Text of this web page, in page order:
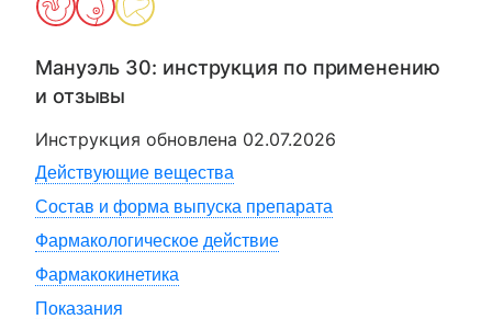
Мануэль 30: инструкция по применению
и отзывы
Инструкция обновлена 02.07.2026
Действующие вещества
Состав и форма выпуска препарата
Фармакологическое действие
Фармакокинетика
Показания